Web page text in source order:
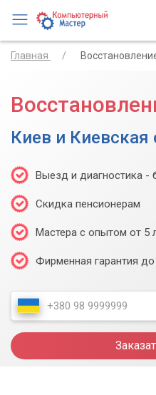
Главная
Киев и Киевская
Выезд и диагностика -
Скидка пенсионерам
Мастера с опытом от 5
Фирменная гарантия до